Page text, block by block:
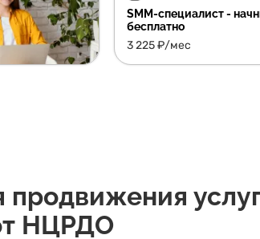
SMM-специалист -
бесплатно
3 225 ₽/мес
продвижения
НЦРДО